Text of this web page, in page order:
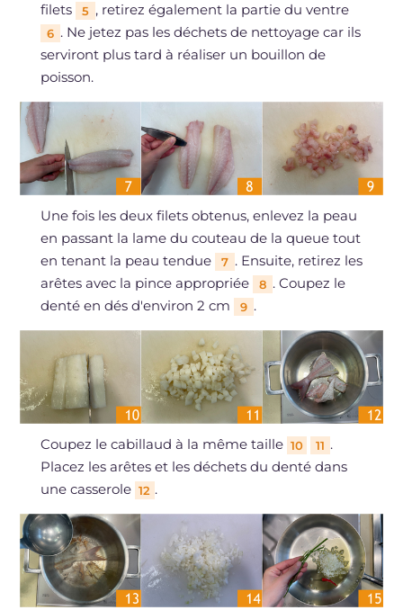
filets
5 , retirez également la partie du ventre
6 . Ne jetez pas les déchets de nettoyage car ils
serviront plus tard à réaliser un bouillon de
poisson.
Une fois les deux filets obtenus, enlevez la peau
en passant la lame du couteau de la queue tout
en tenant la peau tendue
7 . Ensuite, retirez les
arêtes avec la pince appropriée
8 . Coupez le
denté en dés d'environ 2 cm
9 .
Coupez le cabillaud à la même taille 10 11 .
Placez les arêtes et les déchets du denté dans
une casserole 12 .